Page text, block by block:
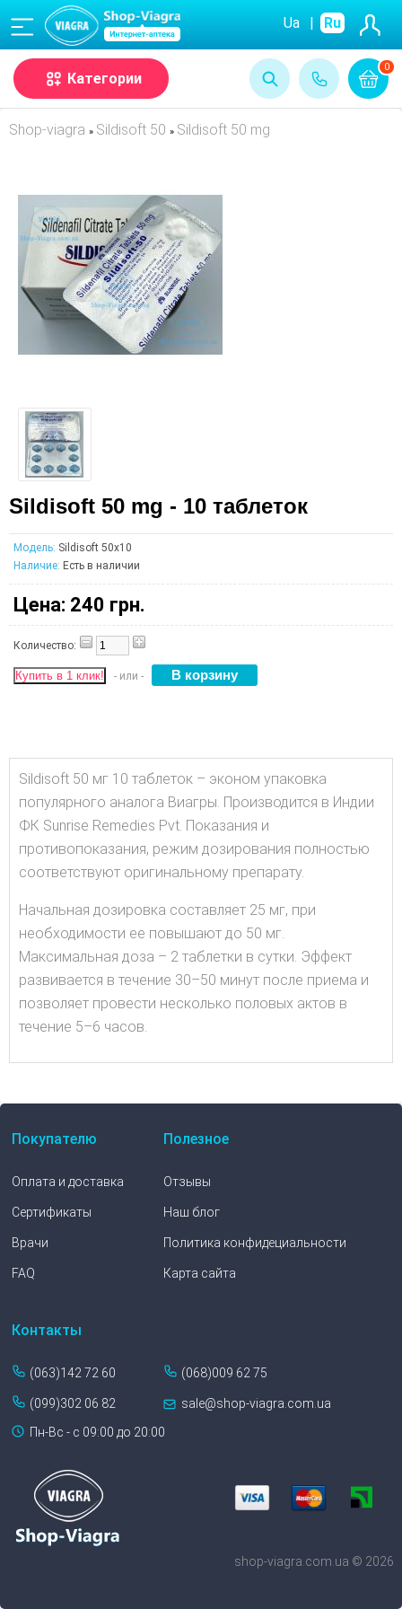
0
(068) Ua | Ru
Категории
Shop-viagra » Sildisoft 50 » Sildisoft 50 mg
Sildisoft 50 mg - 10 таблеток
Модель: Sildisoft 50x10
Наличие: Есть в наличии
Цена: 240 грн.
Количество:
Купить в 1 клик! - или -
Sildisoft 50 мг 10 таблеток – эконом упаковка
популярного аналога Виагры. Производится в Индии
ФК Sunrise Remedies Pvt. Показания и
противопоказания, режим дозирования полностью
соответствуют оригинальному препарату.
Начальная дозировка составляет 25 мг, при
необходимости ее повышают до 50 мг.
Максимальная доза – 2 таблетки в сутки. Эффект
развивается в течение 30–50 минут после приема и
позволяет провести несколько половых актов в
течение 5–6 часов.
Покупателю
Оплата и доставка
Сертификаты
Врачи
FAQ
Полезное
Отзывы
Наш блог
Политика конфидециальности
Карта сайта
Контакты
(063)142 72 60 (068)009 62 75
(099)302 06 82
sale@shop-viagra.com.ua
Пн-Вс - с 09:00 до 20:00
shop-viagra.com.ua © 2026